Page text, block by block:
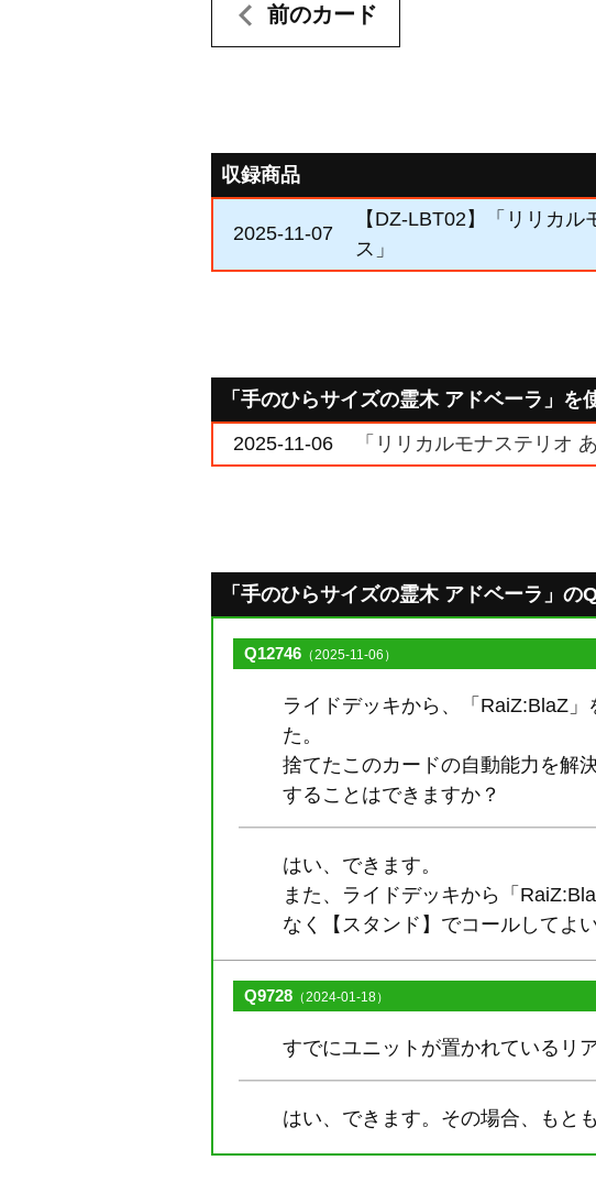
前のカード
収録商品
2025-11-07
【DZ-LBT02】「リリカ
ス」
「手のひらサイズの霊木 アドベーラ」を
2025-11-06
「リリカルモナステリオ
「手のひらサイズの霊木 アドベーラ」の
Q12746 （2025-11-06）
ライドデッキから、「RaiZ:BlaZ
た。
捨てたこのカードの自動能力を解
することはできますか？
はい、できます。
また、ライドデッキから「
なく【スタンド】でコールしてよ
Q9728 （2024-01-18）
すでにユニットが置かれているリ
はい、できます。その場合、もと